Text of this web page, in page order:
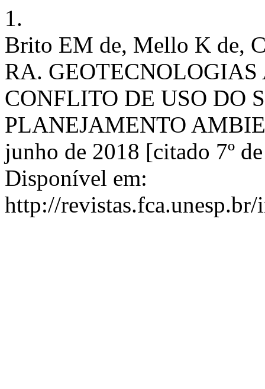
1.
Brito EM de, Mello K de,
RA.
CONFLITO DE USO DO
PLANEJAMENTO
junho de 2018 [citado 7º
Disponível em:
http://